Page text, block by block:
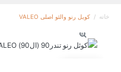
خانه کویل رنو والئو اصلی VALEO